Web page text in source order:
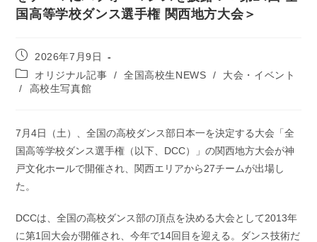
国高等学校ダンス選手権 関西地方大会＞
投
稿
公
開
2026年7月9日
投
稿
ゴ
リ
ー:
オリジナル記事 / 全国高校生NEWS /
大会・イベント
/
高校生写真館
7月4日（土）、全国の高校ダンス部日本一を決定する大会「全
国高等学校ダンス選手権（以下、DCC）」の関西地方大会が神
戸文化ホールで開催され、関西エリアから27チームが出場し
た。
DCCは、全国の高校ダンス部の頂点を決める大会として2013年
に第1回大会が開催され、今年で14回目を迎える。ダンス技術だ